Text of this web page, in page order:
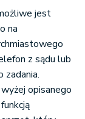
jest
na
z sądu lub
zadania.
opisanego